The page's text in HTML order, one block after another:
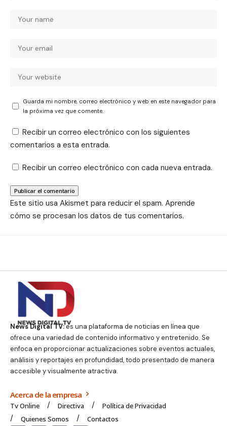
Guarda mi nombre, correo electrónico y web en este navegador para
la próxima vez que comente.
Recibir un correo electrónico con los siguientes
comentarios a esta entrada.
Recibir un correo electrónico con cada nueva entrada.
Este sitio usa Akismet para reducir el spam. Aprende
cómo se procesan los datos de tus comentarios.
News Digital TV:es una plataforma de noticias en línea que
ofrece una variedad de contenido informativo y entretenido. Se
enfoca en proporcionar actualizaciones sobre eventos actuales,
análisis y reportajes en profundidad, todo presentado de manera
accesible y visualmente atractiva.
Acerca de la empresa
Tv Online Directiva
Política de Privacidad
Quienes Somos
Contactos